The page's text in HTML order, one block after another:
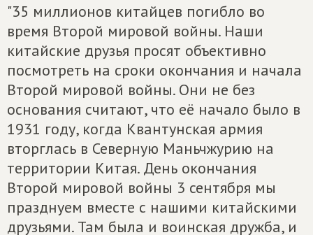
"35 миллионов китайцев погибло во
время Второй мировой войны. Наши
китайские друзья просят объективно
посмотреть на сроки окончания и начала
Второй мировой войны. Они не без
основания считают, что её начало было в
1931 году, когда Квантунская армия
вторглась в Северную Маньчжурию на
территории Китая. День окончания
Второй мировой войны 3 сентября мы
празднуем вместе с нашими китайскими
друзьями. Там была и воинская дружба, и